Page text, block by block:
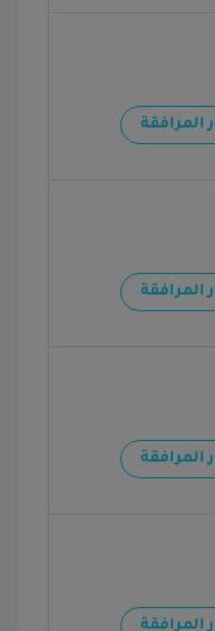
المرافقة
المرافقة
المرافقة
المرافقة